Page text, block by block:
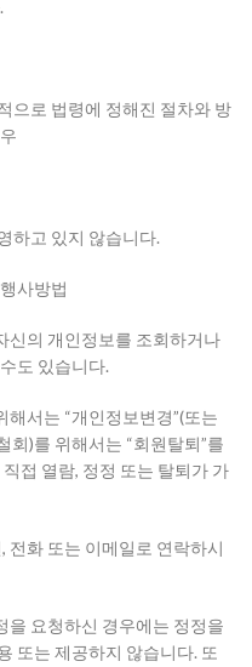
으로 법령에 정해진 절차와 방
하고 있지 않습니다.
사방법
신의 개인정보를 조회하거나
도 있습니다.
서는 “개인정보변경”(또는
회)를 위해서는 “회원탈퇴”를
접 열람, 정정 또는 탈퇴가 가
전화 또는 이메일로 연락하시
을 요청하신 경우에는 정정을
또는 제공하지 않습니다. 또